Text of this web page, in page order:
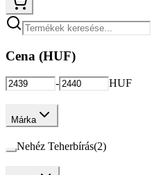
Cena (HUF)
- HUF
Márka
Nehéz Teherbírás(2)